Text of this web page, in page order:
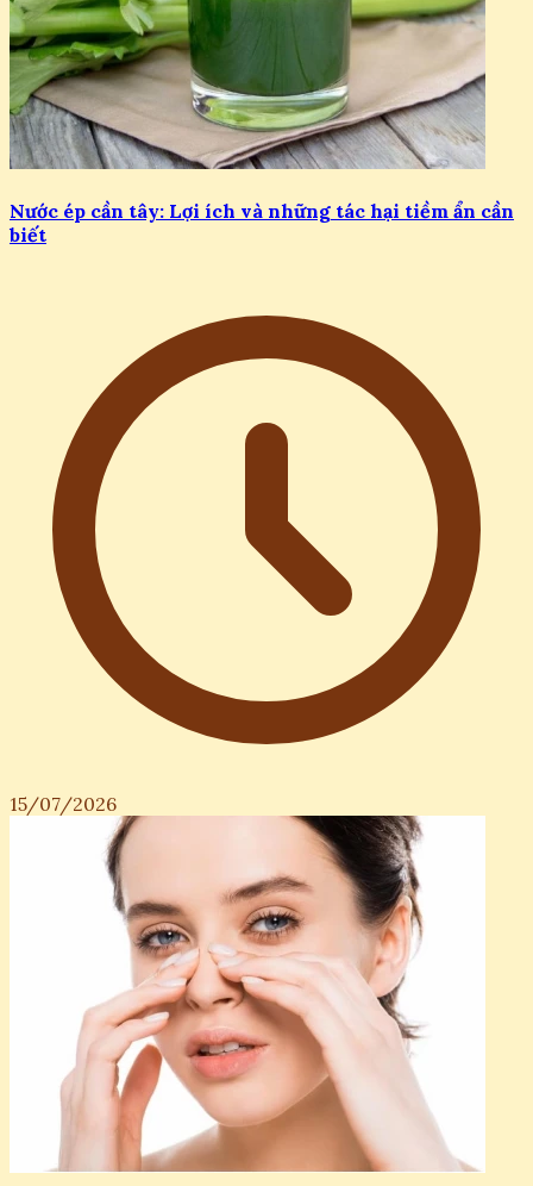
Nước ép cần tây: Lợi ích và những tác hại tiềm ẩn cần
biết
15/07/2026